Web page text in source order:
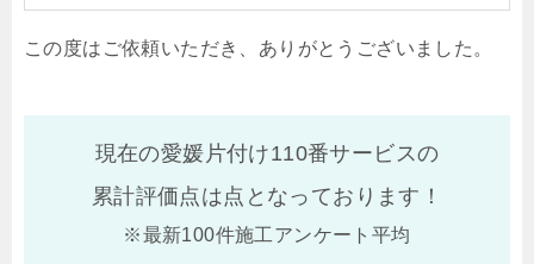
この度はご依頼いただき、ありがとうございました。
現在の愛媛片付け110番サービスの
累計評価点は点となっております！
※最新100件施工アンケート平均